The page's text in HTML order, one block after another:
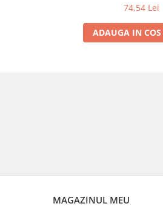
74,54 Lei
ADAUGA IN COS
MAGAZINUL MEU